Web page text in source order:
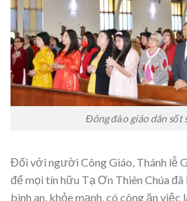
Đông đảo giáo dân sốt
Đối với người Công Giáo, Thánh lễ
để mọi tín hữu Tạ Ơn Thiên Chúa
bình an, khỏe mạnh, có công ăn việc